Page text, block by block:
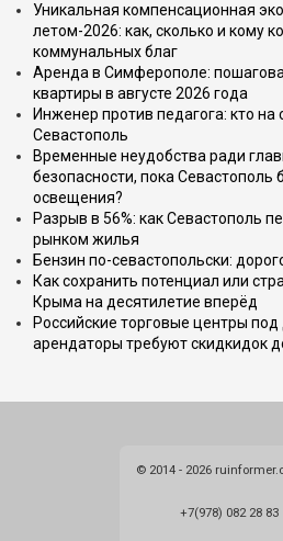
Уникальная компенсационная
летом-2026: как, сколько и кому
коммунальных благ
Аренда в Симферополе:
квартиры в августе 2026 года
Инженер против педагога: кто
Севастополь
Временные неудобства ради
безопасности, пока Севастополь
освещения?
Разрыв в 56%: как Севастополь
рынком жилья
Бензин по-севастопольски:
Как сохранить потенциал или
Крыма на десятилетие вперёд
Российские торговые центры
арендаторы требуют скидкидок
© 2014 - 2026
+7(978) 082 28 83